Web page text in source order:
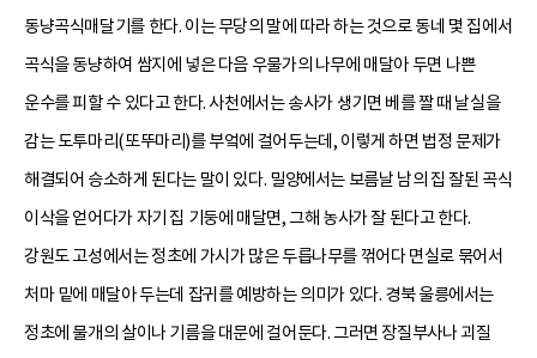
동냥곡식매달기를 한다. 이는 무당의 말에 따라 하는 것으로 동네 몇 집에서
곡식을 동냥하여 쌈지에 넣은 다음 우물가의 나무에 매달아 두면 나쁜
운수를 피할 수 있다고 한다. 사천에서는 송사가 생기면 베를 짤 때 날실을
감는 도투마리(또뚜마리)를 부엌에 걸어두는데, 이렇게 하면 법정 문제가
해결되어 승소하게 된다는 말이 있다. 밀양에서는 보름날 남의 집 잘된 곡식
이삭을 얻어다가 자기 집 기둥에 매달면, 그해 농사가 잘 된다고 한다.
강원도 고성에서는 정초에 가시가 많은 두릅나무를 꺾어다 면실로 묶어서
처마 밑에 매달아 두는데 잡귀를 예방하는 의미가 있다. 경북 울릉에서는
정초에 물개의 살이나 기름을 대문에 걸어둔다. 그러면 장질부사나 괴질